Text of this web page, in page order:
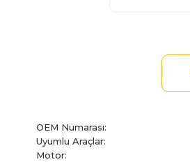
OEM Numarası:
Uyumlu Araçlar:
Motor: